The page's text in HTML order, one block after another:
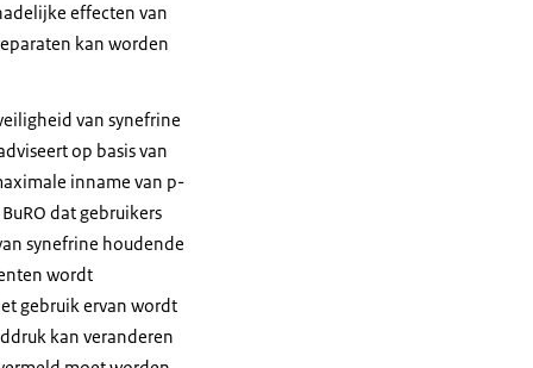
effecten van
kan worden
van synefrine
op basis van
inname van p-
dat gebruikers
synefrine houdende
wordt
gebruik ervan wordt
kan veranderen